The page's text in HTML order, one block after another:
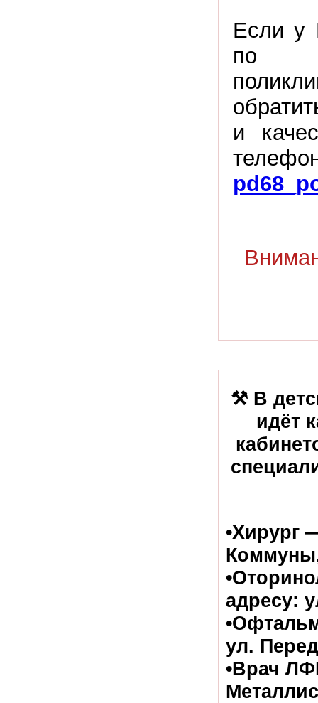
Если у
по
и
⚒️ В
идёт
•Хирург
адресу:
ул.
•Врач